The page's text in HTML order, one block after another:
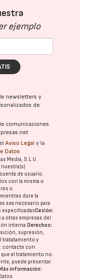
ejemplo
newsletters y
de
comunicaciones
Aviso Legal y la
Datos
Media, S.L.U.
de usuario.
con la misma o
o
mientras dure la
sea necesario para
especificadasCesión:
a otras empresas del
interna.Derechos:
supresión,
tratatamiento y
contacte con
el tratamiento no
puede presentar
información: